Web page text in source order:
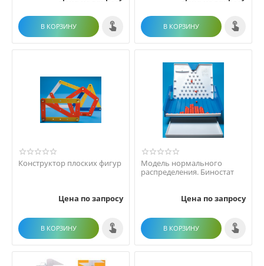
В КОРЗИНУ В КОРЗИНУ
Конструктор плоских фигур
Цена по запросу
В КОРЗИНУ
Модель нормального
распределения. Биностат
Цена по запросу
В КОРЗИНУ